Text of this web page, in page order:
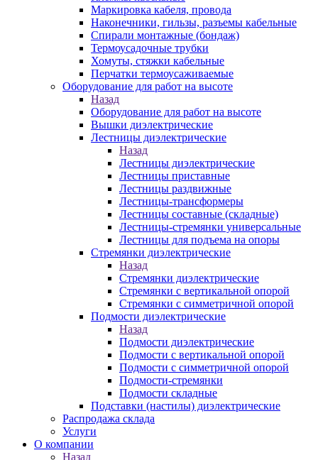
Маркировка кабеля, провода
Наконечники, гильзы, разъемы кабельные
Спирали монтажные (бондаж)
Термоусадочные трубки
Хомуты, стяжки кабельные
Перчатки термоусаживаемые
Оборудование для работ на высоте
Назад
Оборудование для работ на высоте
Вышки диэлектрические
Лестницы диэлектрические
Назад
Лестницы диэлектрические
Лестницы приставные
Лестницы раздвижные
Лестницы-трансформеры
Лестницы составные (складные)
Лестницы-стремянки универсальные
Лестницы для подъема на опоры
Стремянки диэлектрические
Назад
Стремянки диэлектрические
Стремянки с вертикальной опорой
Стремянки с симметричной опорой
Подмости диэлектрические
Назад
Подмости диэлектрические
Подмости с вертикальной опорой
Подмости с симметричной опорой
Подмости-стремянки
Подмости складные
Подставки (настилы) диэлектрические
Распродажа склада
Услуги
О компании
Назад